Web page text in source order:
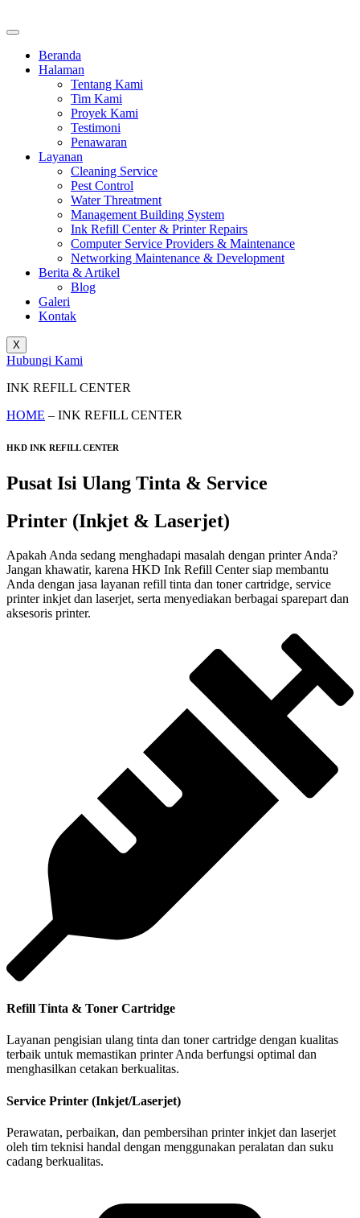
Beranda
Halaman
Tentang Kami
Tim Kami
Proyek Kami
Testimoni
Penawaran
Layanan
Cleaning Service
Pest Control
Water Threatment
Management Building System
Ink Refill Center & Printer Repairs
Computer Service Providers & Maintenance
Networking Maintenance & Development
Berita & Artikel
Blog
Galeri
Kontak
X
Hubungi Kami
INK REFILL CENTER
HOME – INK REFILL CENTER
HKD INK REFILL CENTER
Pusat Isi Ulang Tinta & Service
Printer (Inkjet & Laserjet)
Apakah Anda sedang menghadapi masalah dengan printer Anda?
Jangan khawatir, karena HKD Ink Refill Center siap membantu
Anda dengan jasa layanan refill tinta dan toner cartridge, service
printer inkjet dan laserjet, serta menyediakan berbagai sparepart dan
aksesoris printer.
Refill Tinta & Toner Cartridge
Layanan pengisian ulang tinta dan toner cartridge dengan kualitas
terbaik untuk memastikan printer Anda berfungsi optimal dan
menghasilkan cetakan berkualitas.
Service Printer (Inkjet/Laserjet)
Perawatan, perbaikan, dan pembersihan printer inkjet dan laserjet
oleh tim teknisi handal dengan menggunakan peralatan dan suku
cadang berkualitas.